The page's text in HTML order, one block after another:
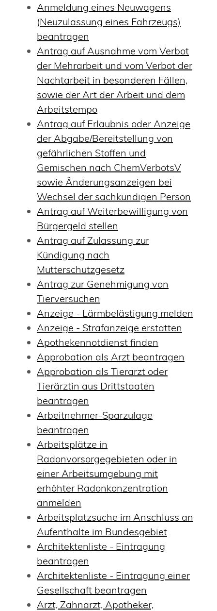
Anmeldung eines Neuwagens
(Neuzulassung eines Fahrzeugs)
beantragen
Antrag auf Ausnahme vom Verbot
der Mehrarbeit und vom Verbot der
Nachtarbeit in besonderen Fällen,
sowie der Art der Arbeit und dem
Arbeitstempo
Antrag auf Erlaubnis oder Anzeige
der Abgabe/Bereitstellung von
gefährlichen Stoffen und
Gemischen nach ChemVerbotsV
sowie Änderungsanzeigen bei
Wechsel der sachkundigen Person
Antrag auf Weiterbewilligung von
Bürgergeld stellen
Antrag auf Zulassung zur
Kündigung nach
Mutterschutzgesetz
Antrag zur Genehmigung von
Tierversuchen
Anzeige - Lärmbelästigung melden
Anzeige - Strafanzeige erstatten
Apothekennotdienst finden
Approbation als Arzt beantragen
Approbation als Tierarzt oder
Tierärztin aus Drittstaaten
beantragen
Arbeitnehmer-Sparzulage
beantragen
Arbeitsplätze in
Radonvorsorgegebieten oder in
einer Arbeitsumgebung mit
erhöhter Radonkonzentration
anmelden
Arbeitsplatzsuche im Anschluss an
Aufenthalte im Bundesgebiet
Architektenliste - Eintragung
beantragen
Architektenliste - Eintragung einer
Gesellschaft beantragen
Arzt, Zahnarzt, Apotheker,